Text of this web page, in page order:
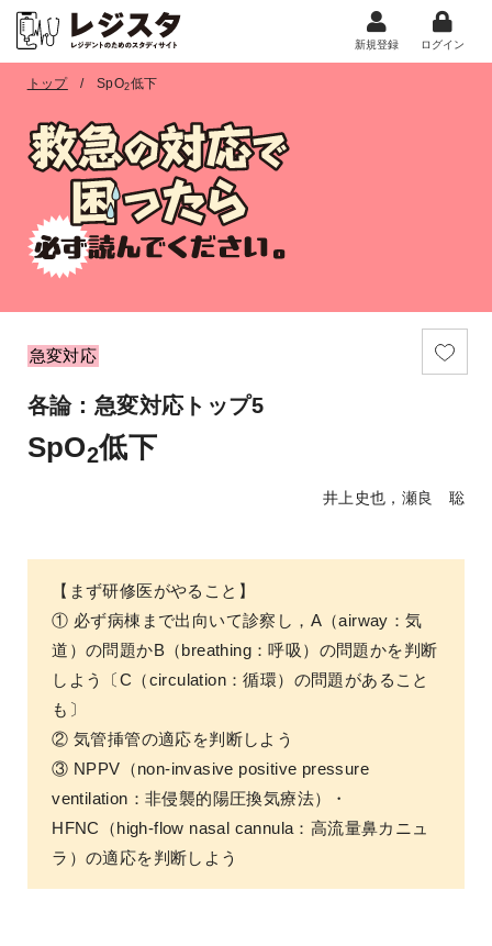
新規登録 ログイン
トップ SpO2低下
急変対応
各論：急変対応トップ5
SpO2低下
井上史也，瀬良 聡
【まず研修医がやること】
① 必ず病棟まで出向いて診察し，A（airway：気
道）の問題かB（breathing：呼吸）の問題かを判断
しよう〔C（circulation：循環）の問題があること
も〕
② 気管挿管の適応を判断しよう
③ NPPV（non-invasive positive pressure
ventilation：非侵襲的陽圧換気療法）・
HFNC（high-flow nasal cannula：高流量鼻カニュ
ラ）の適応を判断しよう